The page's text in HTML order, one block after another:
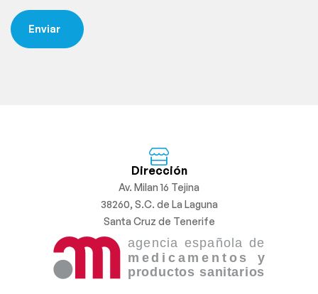
Dirección
Av. Milan 16 Tejina
38260, S.C. de La Laguna
Santa Cruz de Tenerife